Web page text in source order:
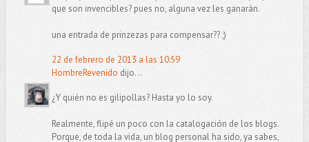
que son invencibles? pues no, alguna vez les ganarán.
una entrada de prinzezas para compensar?? ;)
22 de febrero de 2013 a las 10:59
HombreRevenido dijo...
¿Y quién no es gilipollas? Hasta yo lo soy.
Realmente, flipé un poco con la catalogación de los blogs.
Porque, de toda la vida, un blog personal ha sido, ya sabes,